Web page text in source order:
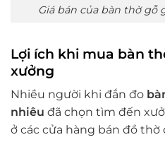
Giá bán của bàn thờ
Lợi ích khi mua bàn
xưởng
Nhiều người khi đắn đo
nhiêu đã chọn tìm đến
ở các cửa hàng bán đồ